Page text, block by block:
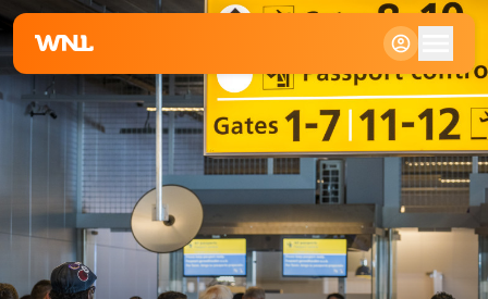
Klein
Standaard
Groot